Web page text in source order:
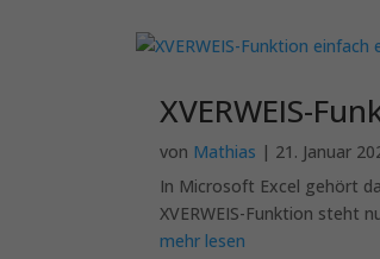
XVERWEIS-
von Mathias | 21. Januar
In Microsoft Excel gehört
XVERWEIS-Funktion steht
mehr lesen